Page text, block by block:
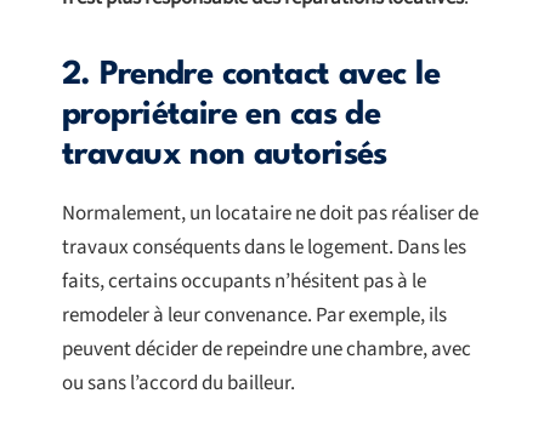
2. Prendre contact avec le
propriétaire en cas de
travaux non autorisés
Normalement, un locataire ne doit pas réaliser de
travaux conséquents dans le logement. Dans les
faits, certains occupants n’hésitent pas à le
remodeler à leur convenance. Par exemple, ils
peuvent décider de repeindre une chambre, avec
ou sans l’accord du bailleur.